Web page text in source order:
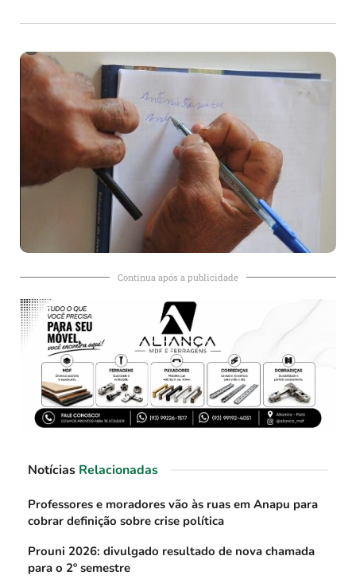
Continua após a publicidade
Notícias Relacionadas
Professores e moradores vão às ruas em Anapu para
cobrar definição sobre crise política
Prouni 2026: divulgado resultado de nova chamada
para o 2º semestre